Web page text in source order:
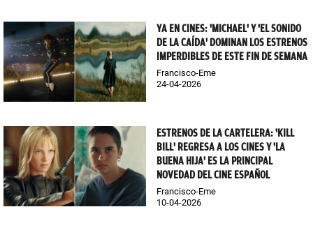
YA EN CINES: 'MICHAEL' Y 'EL SONIDO
DE LA CAÍDA' DOMINAN LOS ESTRENOS
IMPERDIBLES DE ESTE FIN DE SEMANA
Francisco-Eme
24-04-2026
ESTRENOS DE LA CARTELERA: 'KILL
BILL' REGRESA A LOS CINES Y 'LA
BUENA HIJA' ES LA PRINCIPAL
NOVEDAD DEL CINE ESPAÑOL
Francisco-Eme
10-04-2026